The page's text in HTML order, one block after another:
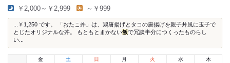
￥2,000～￥2,999 ～￥999
...￥1,250 です。 「おたこ丼」は、鶏唐揚げとタコの唐揚げを親子丼風に玉子で
とじたオリジナルな丼。 もともとまかない飯で冗談半分につくったものらし
い...
金
土 日 月 火 水 木